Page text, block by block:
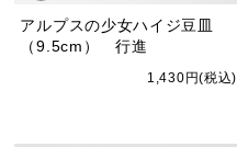
アルプスの少女ハイジ豆皿
（9.5cm） 行進
1,430円(税込)